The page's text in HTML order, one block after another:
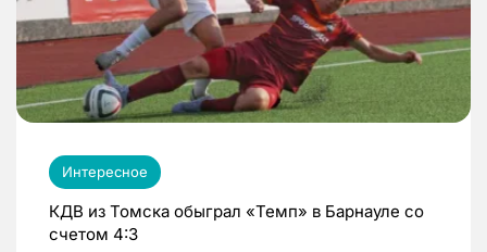
Интересное
КДВ из Томска обыграл «Темп» в Барнауле со
счетом 4:3